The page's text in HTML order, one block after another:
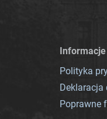
Polityka
Deklaracja
Poprawne